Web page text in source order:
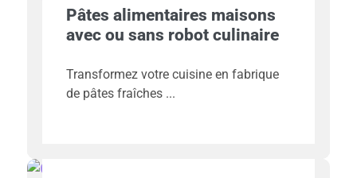
Pâtes alimentaires maisons
avec ou sans robot culinaire
Transformez votre cuisine en fabrique
de pâtes fraîches